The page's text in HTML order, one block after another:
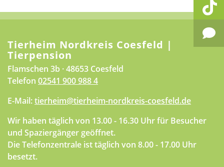
Tierheim Nordkreis Coesfeld |
Tierpension
Flamschen 3b · 48653 Coesfeld
Telefon 02541 900 988 4
E-Mail:tierheim@tierheim-nordkreis-coesfeld.de
Wir haben täglich von 13.00 - 16.30 Uhr für Besucher
und Spaziergänger geöffnet.
Die Telefonzentrale ist täglich von 8.00 - 17.00 Uhr
besetzt.